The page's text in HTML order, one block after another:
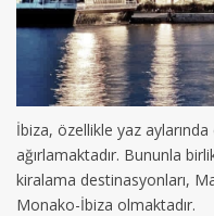
İbiza, özellikle yaz
ağırlamaktadır. Bununla
kiralama destinasyonları,
Monako-İbiza olmaktadır.